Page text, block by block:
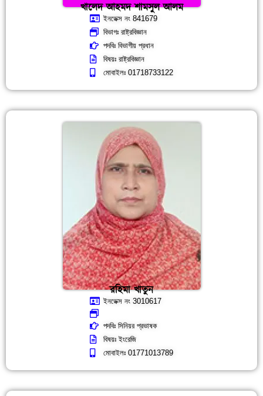
খালেদ আহমদ শামসুল আলম
ইনডেক্স নং 841679
বিভাগঃ রাষ্ট্রবিজ্ঞান
পদবিঃ বিভাগীয় প্রধান
বিষয়ঃ রাষ্ট্রবিজ্ঞান
মোবাইলঃ 01718733122
রহিমা খাতুন
ইনডেক্স নং 3010617
পদবিঃ সিনিয়র প্রভাষক
বিষয়ঃ ইংরেজি
মোবাইলঃ 01771013789